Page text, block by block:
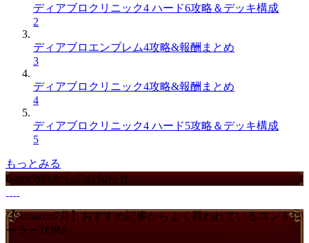
ディアブロクリニック4 ハード6攻略＆デッキ構成
2
ディアブロエンブレム4攻略&報酬まとめ
3
ディアブロクリニック4攻略&報酬まとめ
4
ディアブロクリニック4 ハード5攻略＆デッキ構成
5
もっとみる
GameWithからのお知らせ
【Amazon7月】おすすめ記事からよく買われているコントロ
ーラーTOP4